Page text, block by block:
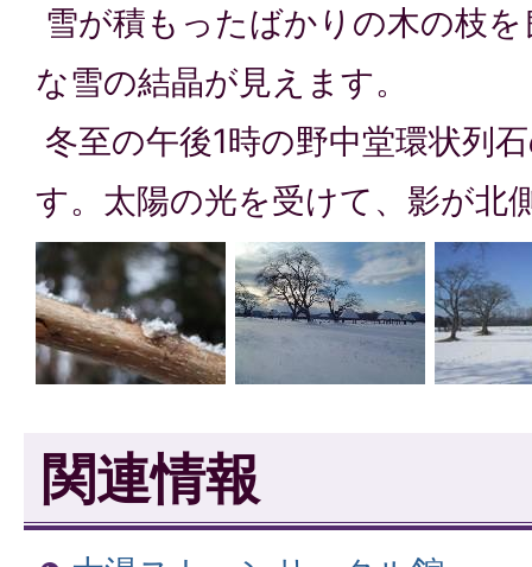
雪が積もったばかりの木の枝
な雪の結晶が見えます。
冬至の午後1時の野中堂環状列
す。太陽の光を受けて、影が北
関連情報